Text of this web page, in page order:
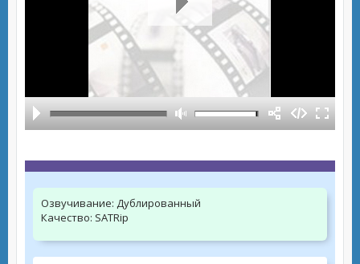
Озвучивание: Дублированный
Качество: SATRip